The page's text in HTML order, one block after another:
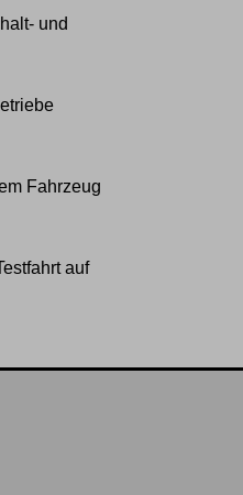
und
Fahrzeug
auf